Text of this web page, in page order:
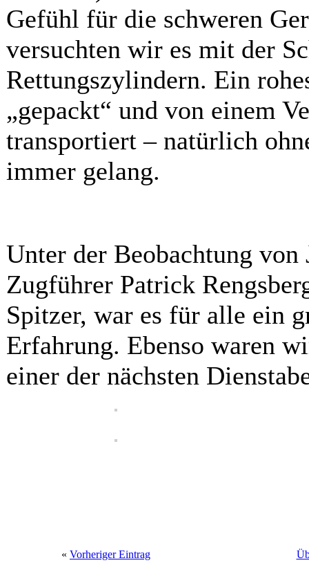
Gefühl für die schweren
versuchten wir es mit der
Rettungszylindern. Ein
„gepackt“ und von einem
transportiert – natürlich
immer gelang.
Unter der Beobachtung
Zugführer Patrick
Spitzer, war es für alle ein
Erfahrung. Ebenso waren
einer der nächsten
« Vorheriger Eintrag